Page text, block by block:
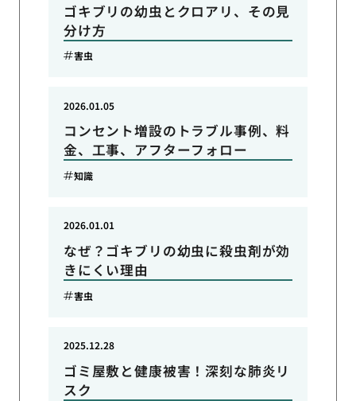
ゴキブリの幼虫とクロアリ、その見
分け方
害虫
コンセント増設のトラブル事例、料
金、工事、アフターフォロー
2026.01.05
知識
なぜ？ゴキブリの幼虫に殺虫剤が効
きにくい理由
2026.01.01
害虫
ゴミ屋敷と健康被害！深刻な肺炎リ
スク
2025.12.28